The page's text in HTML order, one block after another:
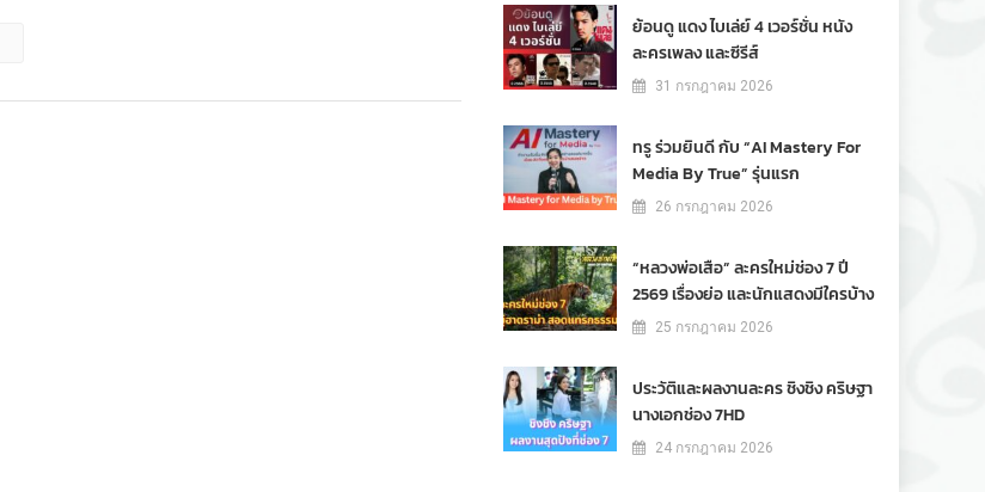
ย้อนดู แดง ไบเล่ย์ 4 เวอร์ชั่น หนัง
ละครเพลง และซีรีส์
31 กรกฎาคม 2026
ทรู ร่วมยินดี กับ “AI Mastery For
Media By True” รุ่นแรก
26 กรกฎาคม 2026
“หลวงพ่อเสือ” ละครใหม่ช่อง 7 ปี
2569 เรื่องย่อ และนักแสดงมีใครบ้าง
25 กรกฎาคม 2026
ประวัติและผลงานละคร ชิงชิง คริษฐา
นางเอกช่อง 7HD
24 กรกฎาคม 2026